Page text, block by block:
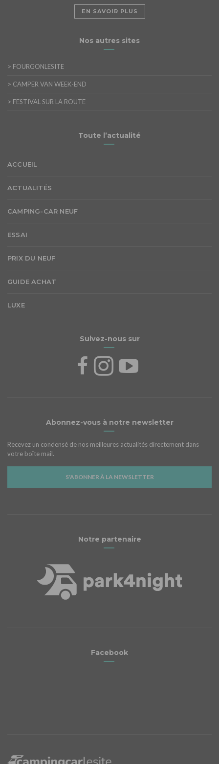
EN SAVOIR PLUS
Nos autres sites
> FOURGONLESITE
> CAMPER VAN WEEK-END
> FESTIVAL SUR LA ROUTE
Toute l’actualité
ACCUEIL
ACTUALITÉS
CAMPING-CAR NEUF
ESSAI
PRIX DU NEUF
GUIDE ACHAT
LUXE
Suivez-nous sur
Abonnez-vous à notre newsletter
Recevez un condensé de nos meilleures actualités directement dans
votre boîte mail.
S'ABONNER À LA NEWSLETTER
Notre partenaire
Facebook